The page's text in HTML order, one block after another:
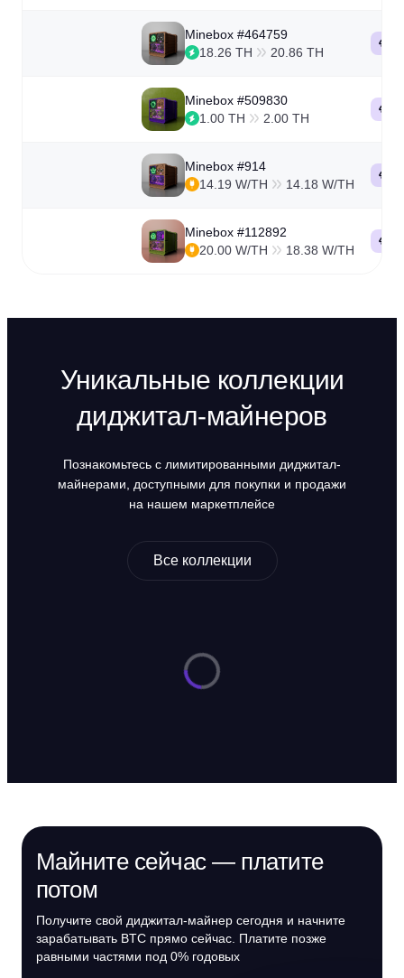
Minebox #464759
18.26 TH
20.86 TH
Minebox #509830
1.00 TH
2.00 TH
Minebox #914
14.19 W/TH
14.18 W/TH
Minebox #112892
20.00 W/TH
18.38 W/TH
Уникальные коллекции
диджитал-майнеров
Познакомьтесь с лимитированными диджитал-
майнерами, доступными для покупки и продажи
на нашем маркетплейсе
Все коллекции
Майните сейчас — платите
потом
Получите свой диджитал-майнер сегодня и начните
зарабатывать BTC прямо сейчас. Платите позже
равными частями под 0% годовых